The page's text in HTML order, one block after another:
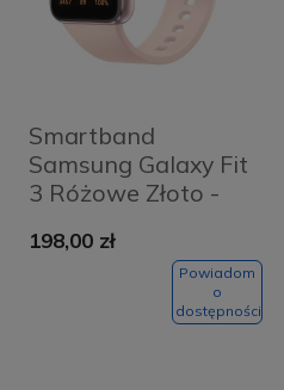
Smartband
Samsung Galaxy Fit
3 Różowe Złoto -
198,00 zł
Powiadom
o
dostępności